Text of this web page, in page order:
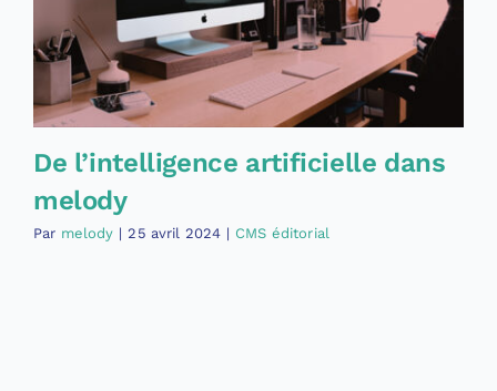
De l’intelligence artificielle dans
melody
Par melody | 25 avril 2024 | CMS éditorial